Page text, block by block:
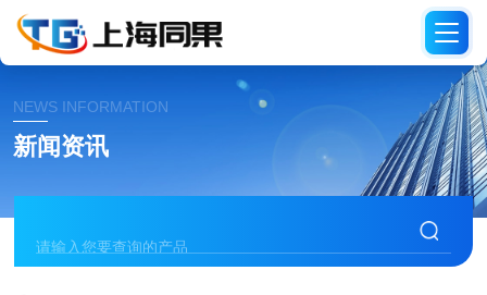
NEWS INFORMATION
新闻资讯